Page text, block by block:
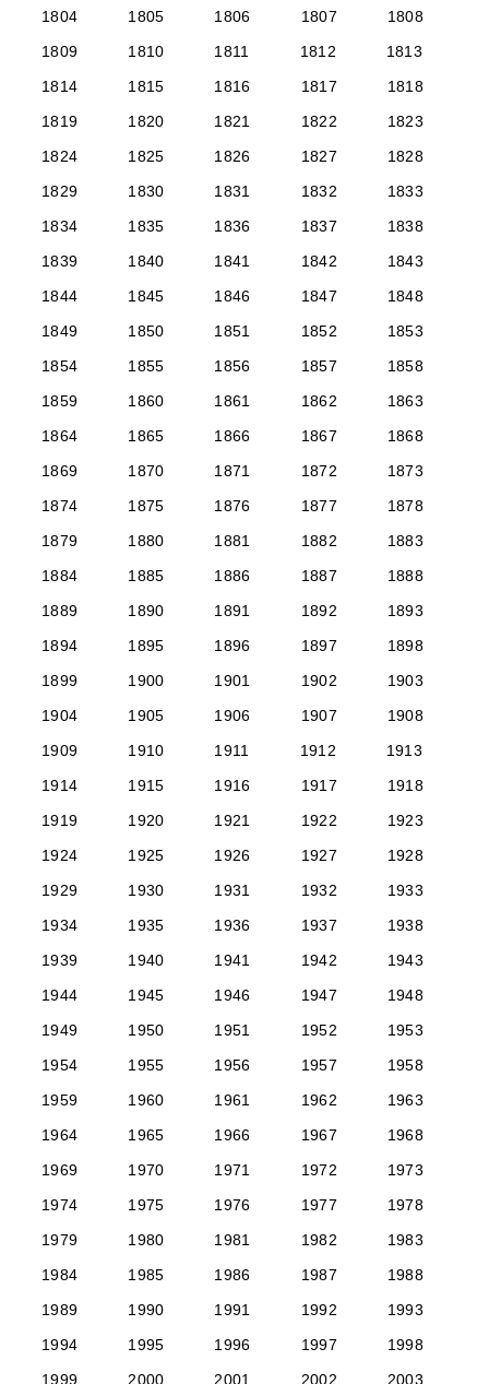
1804
1805 1806 1807
1808
1809
1810 1811 1812
1813
1814
1815 1816 1817
1818
1819
1820 1821 1822
1823
1824
1825 1826 1827
1828
1829
1830 1831 1832
1833
1834
1835 1836 1837
1838
1839
1840 1841 1842
1843
1844
1845 1846 1847
1848
1849
1850 1851 1852
1853
1854
1855 1856 1857
1858
1859
1860 1861 1862
1863
1864
1865 1866 1867
1868
1869
1870 1871 1872
1873
1874
1875 1876 1877
1878
1879
1880 1881 1882
1883
1884
1885 1886 1887
1888
1889
1890 1891 1892
1893
1894
1895 1896 1897
1898
1899
1900 1901 1902
1903
1904
1905 1906 1907
1908
1909
1910 1911 1912
1913
1914
1915 1916 1917
1918
1919
1920 1921 1922
1923
1924
1925 1926 1927
1928
1929
1930 1931 1932
1933
1934
1935 1936 1937
1938
1939
1940 1941 1942
1943
1944
1945 1946 1947
1948
1949
1950 1951 1952
1953
1954
1955 1956 1957
1958
1959
1960 1961 1962
1963
1964
1965 1966 1967
1968
1969
1970 1971 1972
1973
1974
1975 1976 1977
1978
1979
1980 1981 1982
1983
1984
1985 1986 1987
1988
1989
1990 1991 1992
1993
1994
1995 1996 1997
1998
1999
2000 2001 2002 2003